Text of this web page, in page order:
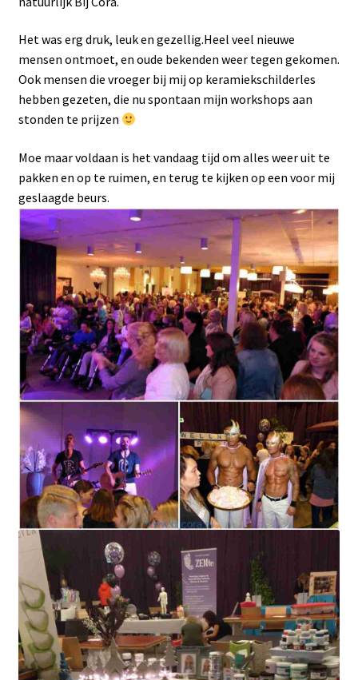
Het was erg druk, leuk en gezellig.Heel veel nieuwe
mensen ontmoet, en oude bekenden weer tegen gekomen.
Ook mensen die vroeger bij mij op keramiekschilderles
hebben gezeten, die nu spontaan mijn workshops aan
stonden te prijzen
Moe maar voldaan is het vandaag tijd om alles weer uit te
pakken en op te ruimen, en terug te kijken op een voor mij
geslaagde beurs.